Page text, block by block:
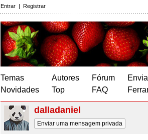
Entrar | Registrar
Temas
Novidades
Autores
Top
Fórum
FAQ
dalladaniel
Enviar uma mensagem privada